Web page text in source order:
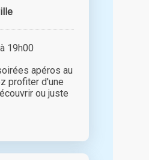
19h00
apéros au
profiter d'une
ou juste